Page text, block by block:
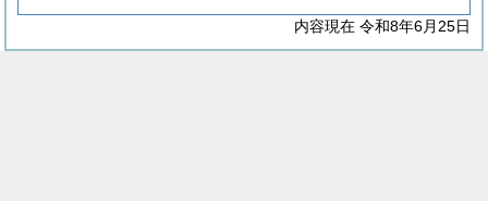
内容現在 令和8年6月25日